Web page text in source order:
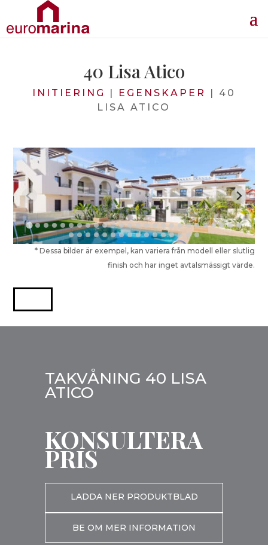
40 Lisa Atico
INITIERING | EGENSKAPER | 40
LISA ATICO
* Dessa bilder är exempel, kan variera från modell eller slutlig
finish och har inget avtalsmässigt värde.
TAKVÅNING 40 LISA
ATICO
KONSULTERA
PRIS
LADDA NER PRODUKTBLAD
BE OM MER INFORMATION